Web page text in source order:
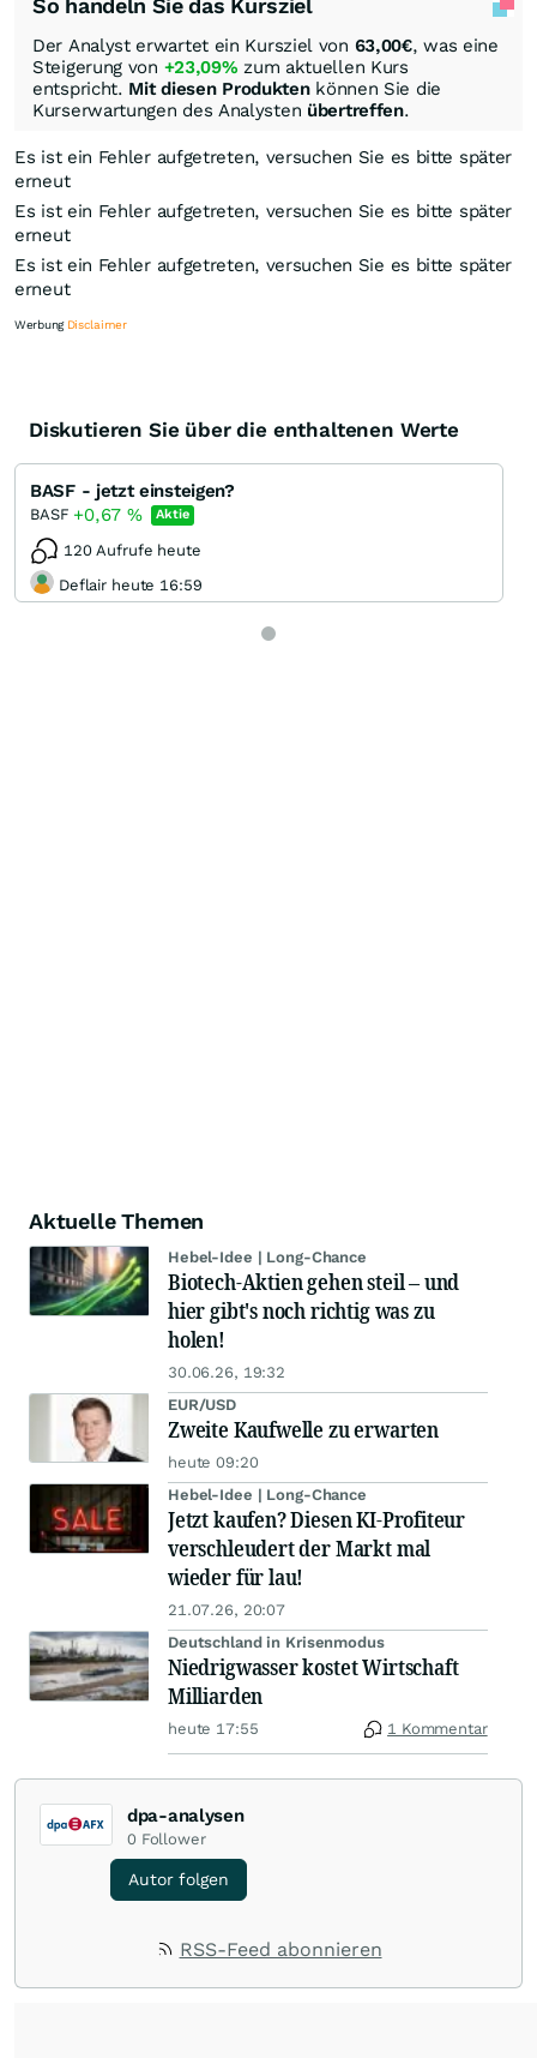
So handeln Sie das Kursziel
Der Analyst erwartet ein Kursziel von 63,00€, was eine
Steigerung von +23,09% zum aktuellen Kurs
entspricht. Mit diesen Produktenkönnen Sie die
Kurserwartungen des Analysten übertreffen.
Es ist ein Fehler aufgetreten, versuchen Sie es bitte später
erneut
Es ist ein Fehler aufgetreten, versuchen Sie es bitte später
erneut
Es ist ein Fehler aufgetreten, versuchen Sie es bitte später
erneut
Knock-Out-Suche
Zertifikate-Suche
Werbung Disclaimer
Diskutieren Sie über die enthaltenen Werte
BASF - jetzt einsteigen?
BASF +0,67 % Aktie
120 Aufrufe heute
Deflair heute 16:59
Aktuelle Themen
Hebel-Idee | Long-Chance
Biotech-Aktien gehen steil – und
hier gibt's noch richtig was zu
holen!
30.06.26, 19:32
EUR/USD
Zweite Kaufwelle zu erwarten
heute 09:20
Hebel-Idee | Long-Chance
Jetzt kaufen? Diesen KI-Profiteur
verschleudert der Markt mal
wieder für lau!
21.07.26, 20:07
Deutschland in Krisenmodus
Niedrigwasser kostet Wirtschaft
Milliarden
heute 17:55 1 Kommentar
dpa-analysen
0 Follower
Autor folgen
RSS-Feed abonnieren